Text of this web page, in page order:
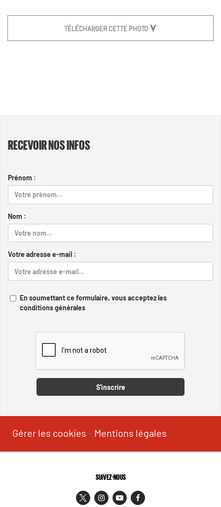
TÉLÉCHARGER CETTE PHOTO
RECEVOIR NOS INFOS
Prénom :
Nom :
Votre adresse e-mail :
En soumettant ce formulaire, vous acceptez les
conditions générales
S'inscrire
Gérer les cookies - Mentions légales
SUIVEZ-NOUS